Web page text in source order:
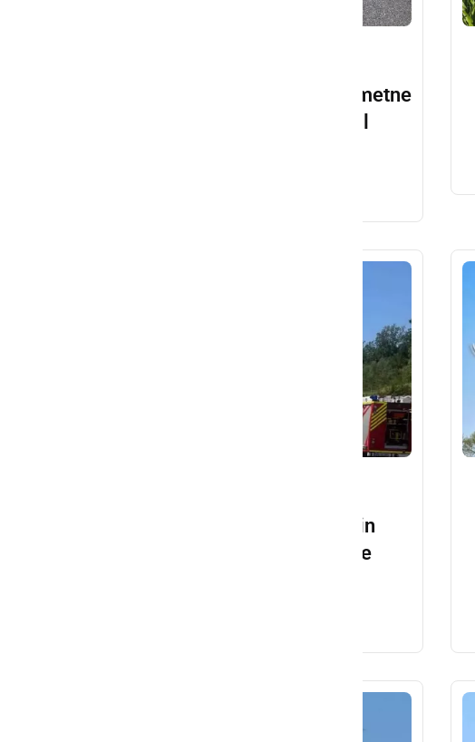
Znane so podrobnosti prometne
Voznica zapeljala s ceste in
trčila v steber, odpeljal jo je